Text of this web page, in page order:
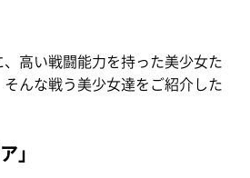
高い戦闘能力を持った美少女た
んな戦う美少女達をご紹介した
」